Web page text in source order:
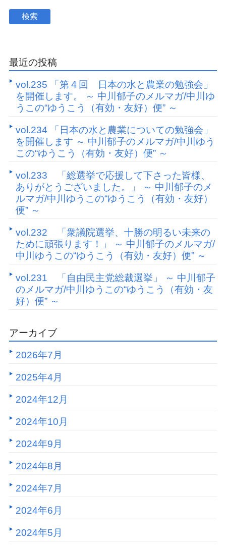
最近の投稿
vol.235 「第４回 日本の水と農業の勉強会」
を開催します。 ～ 中川郁子のメルマガ/中川ゆ
うこの“ゆうこう（有効・友好）便” ～
vol.234 「日本の水と農業についての勉強会」
を開催します ～ 中川郁子のメルマガ/中川ゆう
この“ゆうこう（有効・友好）便” ～
vol.233 「総選挙で応援して下さった皆様、
ありがとうございました。」 ～ 中川郁子のメ
ルマガ/中川ゆうこの“ゆうこう（有効・友好）
便” ～
vol.232 「衆議院選挙、十勝の明るい未来の
ために頑張ります！」 ～ 中川郁子のメルマガ/
中川ゆうこの“ゆうこう（有効・友好）便” ～
vol.231 「自由民主党総裁選挙」 ～ 中川郁子
のメルマガ/中川ゆうこの“ゆうこう（有効・友
好）便” ～
アーカイブ
2026年7月
2025年4月
2024年12月
2024年10月
2024年9月
2024年8月
2024年7月
2024年6月
2024年5月